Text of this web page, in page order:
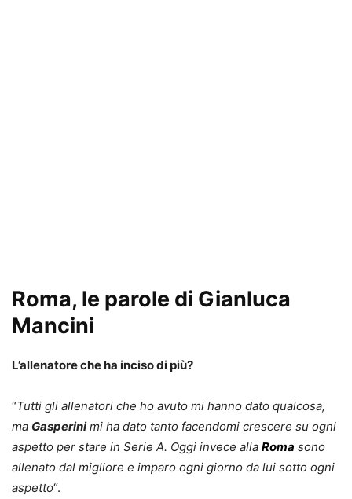
Roma, le parole di Gianluca
Mancini
L’allenatore che ha inciso di più?
“Tutti gli allenatori che ho avuto mi hanno dato qualcosa,
ma Gasperinimi ha dato tanto facendomi crescere su ogni
aspetto per stare in Serie A. Oggi invece alla Roma sono
allenato dal migliore e imparo ogni giorno da lui sotto ogni
aspetto“.